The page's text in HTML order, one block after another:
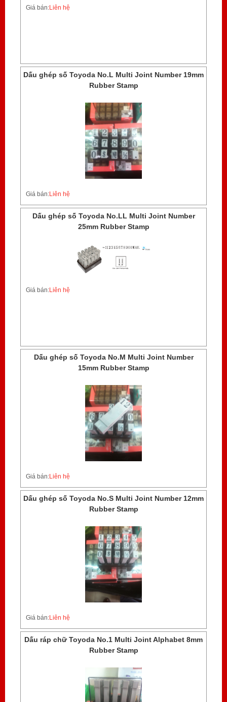
Giá bán:Liên hệ
Dấu ghép số Toyoda No.L Multi Joint Number 19mm
Rubber Stamp
Giá bán:Liên hệ
Dấu ghép số Toyoda No.LL Multi Joint Number
25mm Rubber Stamp
Giá bán:Liên hệ
Dấu ghép số Toyoda No.M Multi Joint Number
15mm Rubber Stamp
Giá bán:Liên hệ
Dấu ghép số Toyoda No.S Multi Joint Number 12mm
Rubber Stamp
Giá bán:Liên hệ
Dấu ráp chữ Toyoda No.1 Multi Joint Alphabet 8mm
Rubber Stamp